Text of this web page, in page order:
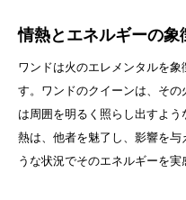
情熱とエネルギーの象
ワンドは火のエレメンタルを
す。ワンドのクイーンは、そ
は周囲を明るく照らし出すよ
熱は、他者を魅了し、影響を
うな状況でそのエネルギーを実